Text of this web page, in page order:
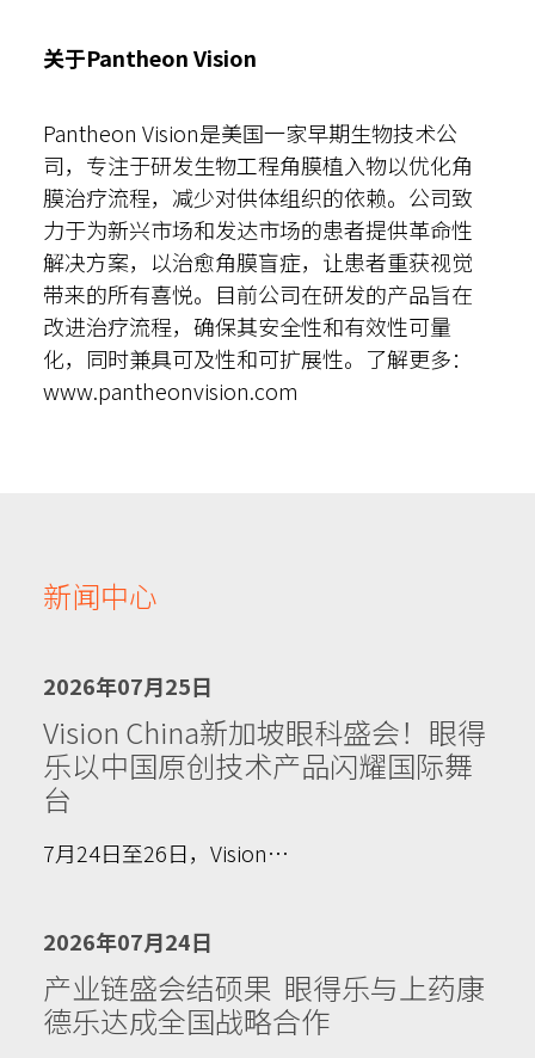
关于Pantheon Vision
Pantheon Vision是美国一家早期生物技术公
司，专注于研发生物工程角膜植入物以优化角
膜治疗流程，减少对供体组织的依赖。公司致
力于为新兴市场和发达市场的患者提供革命性
解决方案，以治愈角膜盲症，让患者重获视觉
带来的所有喜悦。目前公司在研发的产品旨在
改进治疗流程，确保其安全性和有效性可量
化，同时兼具可及性和可扩展性。了解更多：
www.pantheonvision.com
新闻中心
2026年07月25日
Vision China新加坡眼科盛会！眼得
乐以中国原创技术产品闪耀国际舞
台
7月24日至26日，Vision…
2026年07月24日
产业链盛会结硕果 眼得乐与上药康
德乐达成全国战略合作